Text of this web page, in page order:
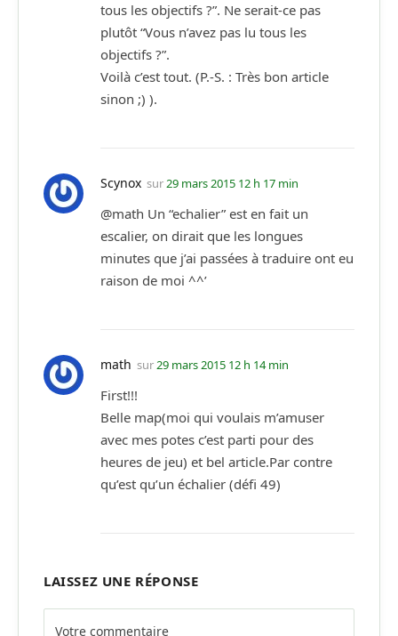
tous les objectifs ?”. Ne serait-ce pas
plutôt “Vous n’avez pas lu tous les
objectifs ?”.
Voilà c’est tout. (P.-S. : Très bon article
sinon ;) ).
Scynox sur29 mars 2015 12 h 17 min
@math Un “echalier” est en fait un
escalier, on dirait que les longues
minutes que j’ai passées à traduire ont eu
raison de moi ^^’
math sur29 mars 2015 12 h 14 min
First!!!
Belle map(moi qui voulais m’amuser
avec mes potes c’est parti pour des
heures de jeu) et bel article.Par contre
qu’est qu’un échalier (défi 49)
LAISSEZ UNE RÉPONSE